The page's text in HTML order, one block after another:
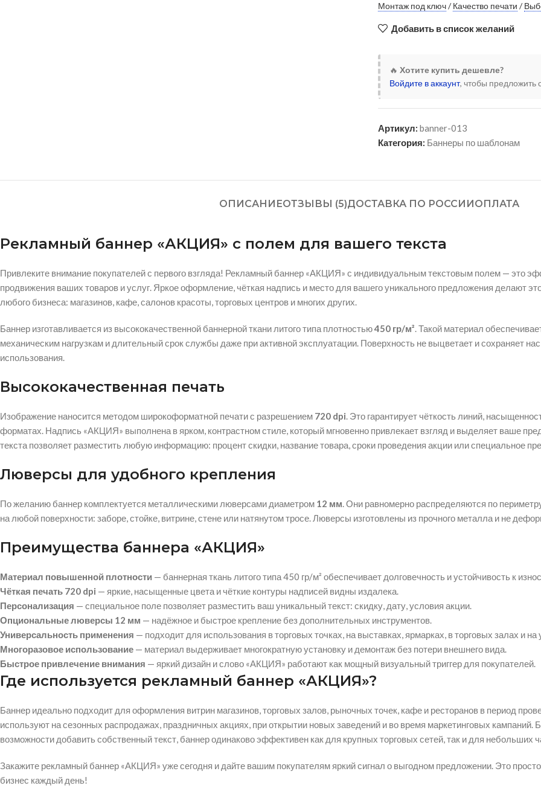
Монтаж под ключ/Качество печати /
Добавить в список желаний
🔥 Хотите купить дешевле?
Войдите в аккаунт, чтобы предложить
Артикул: banner-013
Категория: Баннеры по шаблонам
ОПИСАНИЕОТЗЫВЫ (5)ДОСТАВКА ПО РОССИИ ОПЛАТА
Рекламный баннер «АКЦИЯ» с полем для вашего текста
Привлеките внимание покупателей с первого взгляда! Рекламный баннер «АКЦИЯ» с индивидуальным текстовым полем — это
продвижения ваших товаров и услуг. Яркое оформление, чёткая надпись и место для вашего уникального предложения делают
любого бизнеса: магазинов, кафе, салонов красоты, торговых центров и многих других.
Баннер изготавливается из высококачественной баннерной ткани литого типа плотностью450 гр/м². Такой материал
механическим нагрузкам и длительный срок службы даже при активной эксплуатации. Поверхность не выцветает и сохраняет
использования.
Высококачественная печать
Изображение наносится методом широкоформатной печати с разрешением 720 dpi. Это гарантирует чёткость линий,
форматах. Надпись «АКЦИЯ» выполнена в ярком, контрастном стиле, который мгновенно привлекает взгляд и выделяет ваше
текста позволяет разместить любую информацию: процент скидки, название товара, сроки проведения акции или специальное
Люверсы для удобного крепления
По желанию баннер комплектуется металлическими люверсами диаметром 12 мм. Они равномерно распределяются по
на любой поверхности: заборе, стойке, витрине, стене или натянутом тросе. Люверсы изготовлены из прочного металла и не
Преимущества баннера «АКЦИЯ»
Материал повышенной плотности — баннерная ткань литого типа 450 гр/м² обеспечивает долговечность и устойчивость к
Чёткая печать 720 dpi — яркие, насыщенные цвета и чёткие контуры надписей видны издалека.
Персонализация — специальное поле позволяет разместить ваш уникальный текст: скидку, дату, условия акции.
Опциональные люверсы 12 мм — надёжное и быстрое крепление без дополнительных инструментов.
Универсальность применения — подходит для использования в торговых точках, на выставках, ярмарках, в торговых залах и на
Многоразовое использование — материал выдерживает многократную установку и демонтаж без потери внешнего вида.
Быстрое привлечение внимания — яркий дизайн и слово «АКЦИЯ» работают как мощный визуальный триггер для покупателей.
Где используется рекламный баннер «АКЦИЯ»?
Баннер идеально подходит для оформления витрин магазинов, торговых залов, рыночных точек, кафе и ресторанов в период
используют на сезонных распродажах, праздничных акциях, при открытии новых заведений и во время маркетинговых кампаний.
возможности добавить собственный текст, баннер одинаково эффективен как для крупных торговых сетей, так и для небольших
Закажите рекламный баннер «АКЦИЯ» уже сегодня и дайте вашим покупателям яркий сигнал о выгодном предложении. Это
бизнес каждый день!